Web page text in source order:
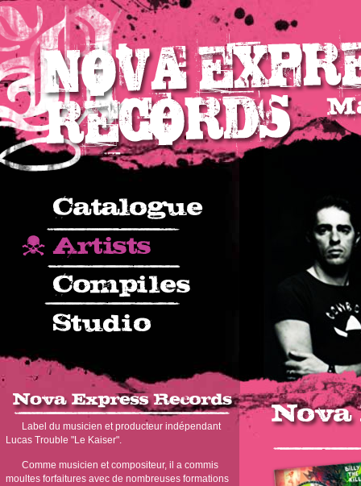
Label du musicien et producteur indépendant
Lucas Trouble "Le Kaiser".
Comme musicien et compositeur, il a commis
moultes forfaitures avec de nombreuses formations